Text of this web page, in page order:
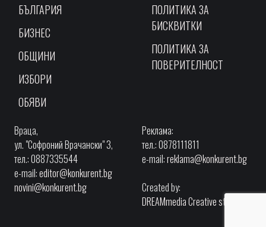
БЪЛГАРИЯ
БИЗНЕС
ОБЩИНИ
ИЗБОРИ
ОБЯВИ
ПОЛИТИКА ЗА
БИСКВИТКИ
ПОЛИТИКА ЗА
ПОВЕРИТЕЛНОСТ
Враца,
ул. "Софроний Врачански" 3,
тел.: 0887335544
e-mail:editor@konkurent.bg
novini@konkurent.bg
Реклама:
тел.: 0878111811
e-mail:reklama@konkurent.bg
Created by:
DREAMmedia Creative studio